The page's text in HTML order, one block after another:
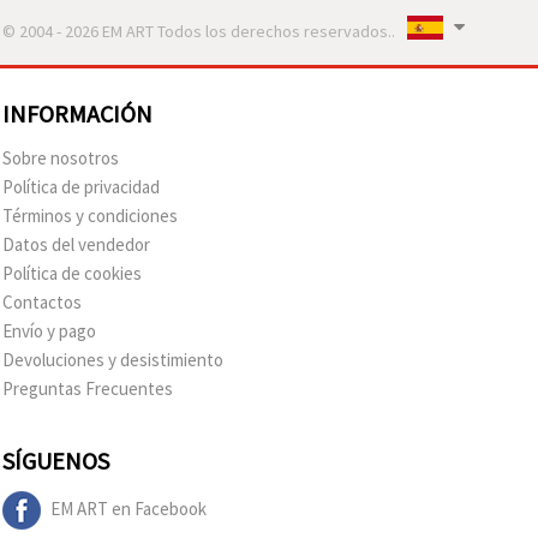
© 2004 - 2026 EM ART Todos los derechos reservados..
INFORMACIÓN
Sobre nosotros
Política de privacidad
Términos y condiciones
Datos del vendedor
Política de cookies
Contactos
Envío y pago
Devoluciones y desistimiento
Preguntas Frecuentes
SÍGUENOS
EM ART en Facebook